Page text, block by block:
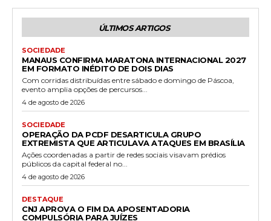
ÚLTIMOS ARTIGOS
SOCIEDADE
MANAUS CONFIRMA MARATONA INTERNACIONAL 2027
EM FORMATO INÉDITO DE DOIS DIAS
Com corridas distribuídas entre sábado e domingo de Páscoa,
evento amplia opções de percursos...
4 de agosto de 2026
SOCIEDADE
OPERAÇÃO DA PCDF DESARTICULA GRUPO
EXTREMISTA QUE ARTICULAVA ATAQUES EM BRASÍLIA
Ações coordenadas a partir de redes sociais visavam prédios
públicos da capital federal no...
4 de agosto de 2026
DESTAQUE
CNJ APROVA O FIM DA APOSENTADORIA
COMPULSÓRIA PARA JUÍZES